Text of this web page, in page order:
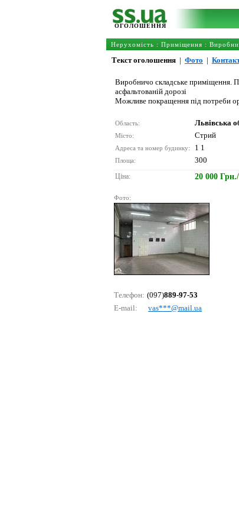
ОГОЛОШЕННЯ
Нерухомість : Приміщення :
Текст оголошення | Фото |
Виробничо складське приміщення.
асфальтованій дорозі
Можливе покращення під потреби
Область: Львівська
Місто: Стрий
Адреса та номер будинку: 1 1
Площа: 300
Ціна: 20 000
Фото:
Телефон: (097)889-97-53
E-mail:
vаs***@mаil.uа